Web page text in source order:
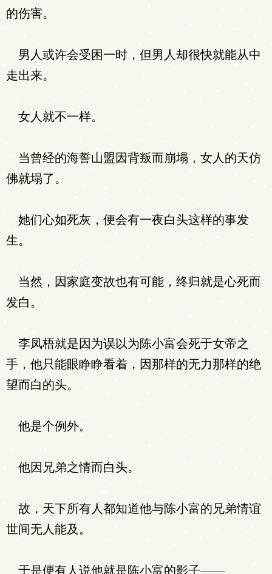
的伤害。
男人或许会受困一时，但男人却很快就能从中
走出来。
女人就不一样。
当曾经的海誓山盟因背叛而崩塌，女人的天仿
佛就塌了。
她们心如死灰，便会有一夜白头这样的事发
生。
当然，因家庭变故也有可能，终归就是心死而
发白。
李凤梧就是因为误以为陈小富会死于女帝之
手，他只能眼睁睁看着，因那样的无力那样的绝
望而白的头。
他是个例外。
他因兄弟之情而白头。
故，天下所有人都知道他与陈小富的兄弟情谊
世间无人能及。
于是便有人说他就是陈小富的影子——